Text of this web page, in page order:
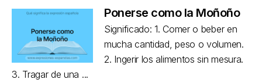
Ponerse como la Moñoño
Significado: 1. Comer o beber en
mucha cantidad, peso o volumen.
2. Ingerir los alimentos sin mesura.
3. Tragar de una ...